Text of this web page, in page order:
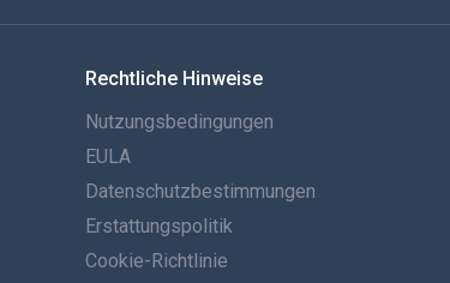
Französisch
Español
Português
Italiano
Rechtliche Hinweise
Nutzungsbedingungen
EULA
Datenschutzbestimmungen
Erstattungspolitik
Cookie-Richtlinie